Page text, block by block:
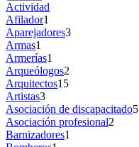
Actividad
Afilador1
Aparejadores3
Armas1
Armerías1
Arqueólogos2
Arquitectos15
Artistas3
Asociación de discapacitado5
Asociación profesional2
Barnizadores1